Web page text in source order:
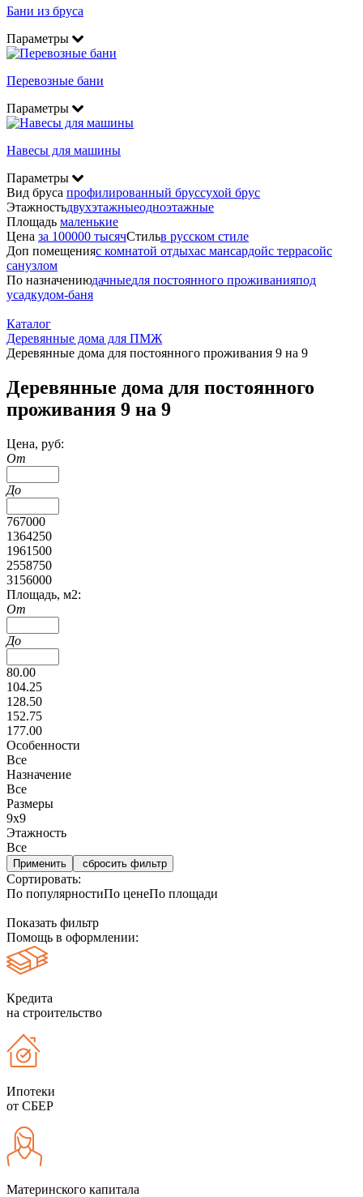
Бани из бруса
Параметры
Перевозные бани
Параметры
Навесы для машины
Параметры
Вид бруса профилированный бруссухой брус
Этажностьдвухэтажныеодноэтажные
Площадь маленькие
Цена за 100000 тысячСтильв русском стиле
Доп помещенияс комнатой отдыхас мансардойс террасойс
санузлом
По назначениюдачныедля постоянного проживанияпод
усадкудом-баня
Каталог
Деревянные дома для ПМЖ
Деревянные дома для постоянного проживания 9 на 9
Деревянные дома для постоянного
проживания 9 на 9
Цена, руб:
От
До
767000
1364250
1961500
2558750
3156000
Площадь, м2:
От
До
80.00
104.25
128.50
152.75
177.00
Особенности
Все
Назначение
Все
Размеры
9х9
Этажность
Все
сбросить фильтр
Сортировать:
По популярностиПо ценеПо площади
Показать фильтр
Помощь в оформлении:
Кредита
на строительство
Ипотеки
от СБЕР
Материнского капитала